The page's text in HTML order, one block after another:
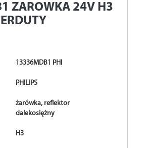
ZAROWKA 24V H3
13336MDB1 PHI
PHILIPS
żarówka, reflektor
dalekosiężny
H3